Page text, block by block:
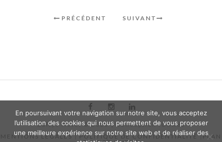
PRÉCÉDENT SUIVANT
Baltys Hôtel © 2025 | ConceptioniOnweb
MENTIONS LEGALES|POLITIQUE DE CONFIDENTIALITÉ|PLAN
En poursuivant votre navigation sur notre site, vous acceptez
l’utilisation des cookies qui nous permettent de vous proposer
une meilleure expérience sur notre site web et de réaliser des